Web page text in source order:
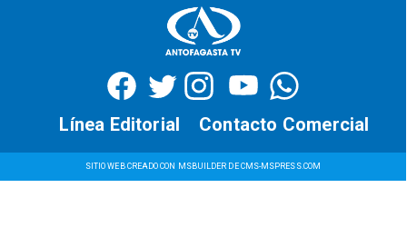
SITIO WEB CREADO CON MSBUILDER DE CMS-MSPRESS.COM
Contacto Comercial
Línea Editorial